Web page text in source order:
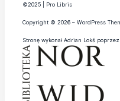
©2025 | Pro Libris
Copyright © 2026 – WordPress
Stronę wykonał Adrian Lokś